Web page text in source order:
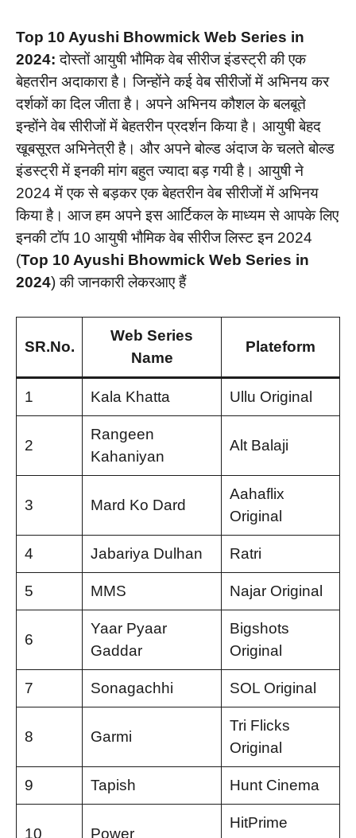
Top 10 Ayushi Bhowmick Web Series in
2024: दोस्तों आयुषी भौमिक वेब सीरीज इंडस्ट्री की एक
बेहतरीन अदाकारा है। जिन्होंने कई वेब सीरीजों में अभिनय कर
दर्शकों का दिल जीता है। अपने अभिनय कौशल के बलबूते
इन्होंने वेब सीरीजों में बेहतरीन प्रदर्शन किया है। आयुषी बेहद
खूबसूरत अभिनेत्री है। और अपने बोल्ड अंदाज के चलते बोल्ड
इंडस्ट्री में इनकी मांग बहुत ज्यादा बड़ गयी है। आयुषी ने
2024 में एक से बड़कर एक बेहतरीन वेब सीरीजों में अभिनय
किया है। आज हम अपने इस आर्टिकल के माध्यम से आपके लिए
इनकी टॉप 10 आयुषी भौमिक वेब सीरीज लिस्ट इन 2024
(Top 10 Ayushi Bhowmick Web Series in
2024) की जानकारी लेकरआए हैं
SR.No.
Web Series
Name
Plateform
1 Kala Khatta Ullu Original
2
Rangeen
Kahaniyan
Alt Balaji
3 Mard Ko Dard
Aahaflix
Original
4 Jabariya Dulhan Ratri
5 MMS Najar Original
6
Yaar Pyaar
Gaddar
Bigshots
Original
7 Sonagachhi SOL Original
8 Garmi
Tri Flicks
Original
9 Tapish Hunt Cinema
10 Power
HitPrime